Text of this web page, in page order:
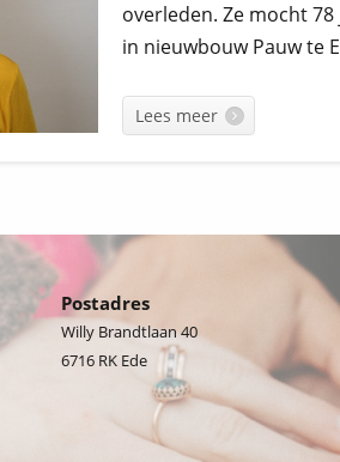
overleden. Ze mocht
in nieuwbouw Pauw te
Lees meer
Postadres
Willy Brandtlaan 40
6716 RK Ede